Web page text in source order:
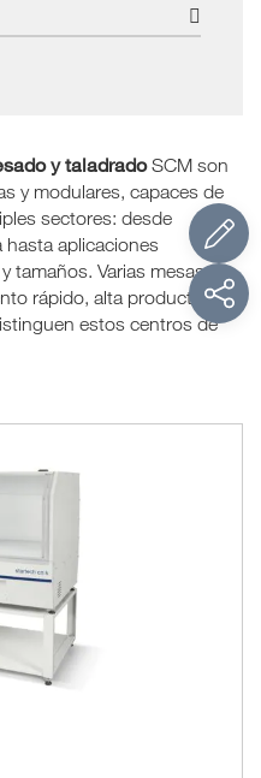
y taladradoSCM son
y modulares, capaces de
sectores: desde
hasta aplicaciones
tamaños. Varias mesas de
rápido, alta productividad
estos centros de